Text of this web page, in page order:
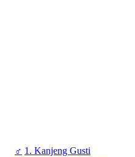
♂ 1. Kanjeng Gusti